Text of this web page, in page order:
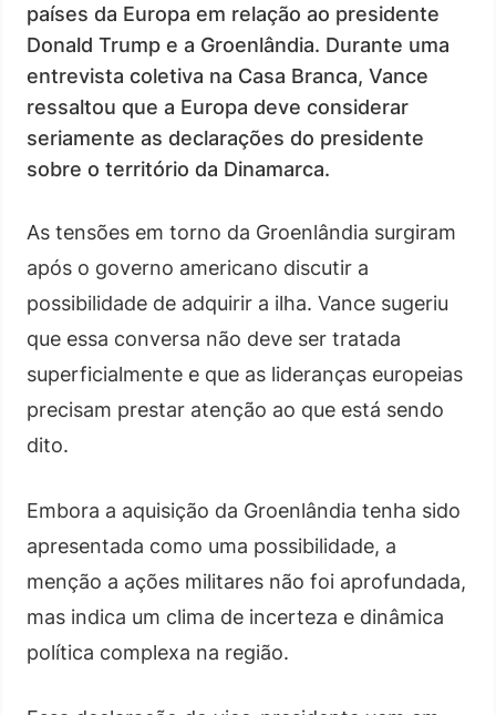
países da Europa em relação ao presidente
Donald Trump e a Groenlândia. Durante uma
entrevista coletiva na Casa Branca, Vance
ressaltou que a Europa deve considerar
seriamente as declarações do presidente
sobre o território da Dinamarca.
As tensões em torno da Groenlândia surgiram
após o governo americano discutir a
possibilidade de adquirir a ilha. Vance sugeriu
que essa conversa não deve ser tratada
superficialmente e que as lideranças europeias
precisam prestar atenção ao que está sendo
dito.
Embora a aquisição da Groenlândia tenha sido
apresentada como uma possibilidade, a
menção a ações militares não foi aprofundada,
mas indica um clima de incerteza e dinâmica
política complexa na região.